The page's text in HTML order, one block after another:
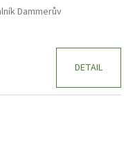
Dammerův
DETAIL